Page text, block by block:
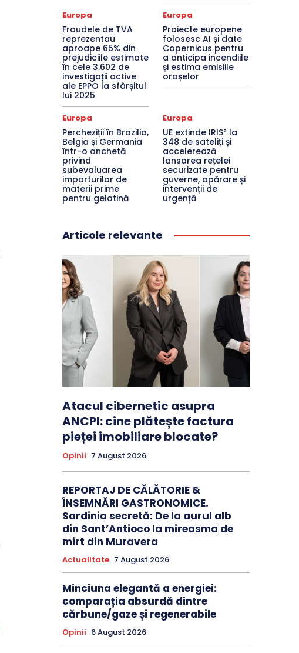
Europa
Fraudele de TVA
reprezentau
aproape 65% din
prejudiciile estimate
în cele 3.602 de
investigații active
ale EPPO la sfârșitul
lui 2025
Europa
Proiecte europene
folosesc AI și date
Copernicus pentru
a anticipa incendiile
și estima emisiile
orașelor
Europa
Percheziții în Brazilia,
Belgia și Germania
într-o anchetă
privind
subevaluarea
importurilor de
materii prime
pentru gelatină
Europa
UE extinde IRIS² la
348 de sateliți și
accelerează
lansarea rețelei
securizate pentru
guverne, apărare și
intervenții de
urgență
Articole relevante
Atacul cibernetic asupra
ANCPI: cine plătește factura
pieței imobiliare blocate?
Opinii 7 August 2026
REPORTAJ DE CĂLĂTORIE &
ÎNSEMNĂRI GASTRONOMICE.
Sardinia secretă: De la aurul alb
din Sant’Antioco la mireasma de
mirt din Muravera
Actualitate 7 August 2026
Minciuna elegantă a energiei:
comparația absurdă dintre
cărbune/gaze și regenerabile
Opinii 6 August 2026